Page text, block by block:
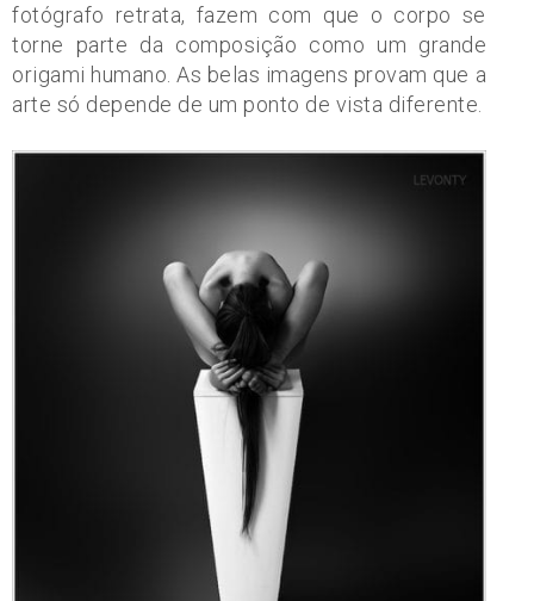
fotógrafo retrata, fazem com que o corpo se
torne parte da composição como um grande
origami humano. As belas imagens provam que a
arte só depende de um ponto de vista diferente.